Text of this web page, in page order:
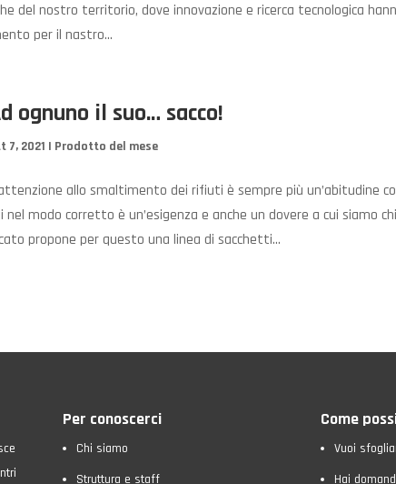
del nostro territorio, dove innovazione e ricerca tecnologica
per il nastro...
ognuno il suo… sacco!
7, 2021 | Prodotto del mese
allo smaltimento dei rifiuti è sempre più un’abitudine
modo corretto è un’esigenza e anche un dovere a cui siamo
propone per questo una linea di sacchetti...
Per conoscerci
Chi siamo
Struttura e staff
Come
Vuoi
Hai